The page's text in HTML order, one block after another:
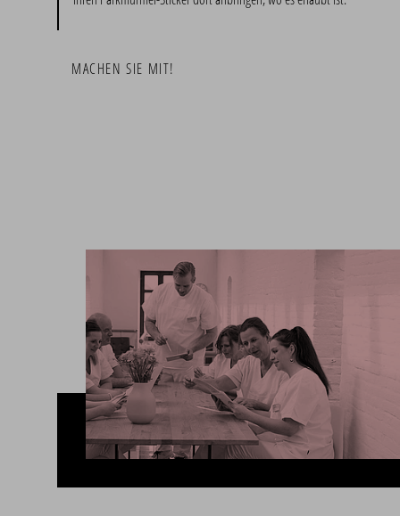
MACHEN SIE MIT!